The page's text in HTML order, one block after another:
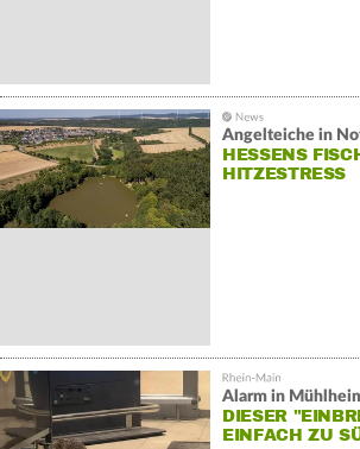
Angelteiche in
HESSENS
HITZESTRESS
Alarm in
DIESER
EINFACH ZU